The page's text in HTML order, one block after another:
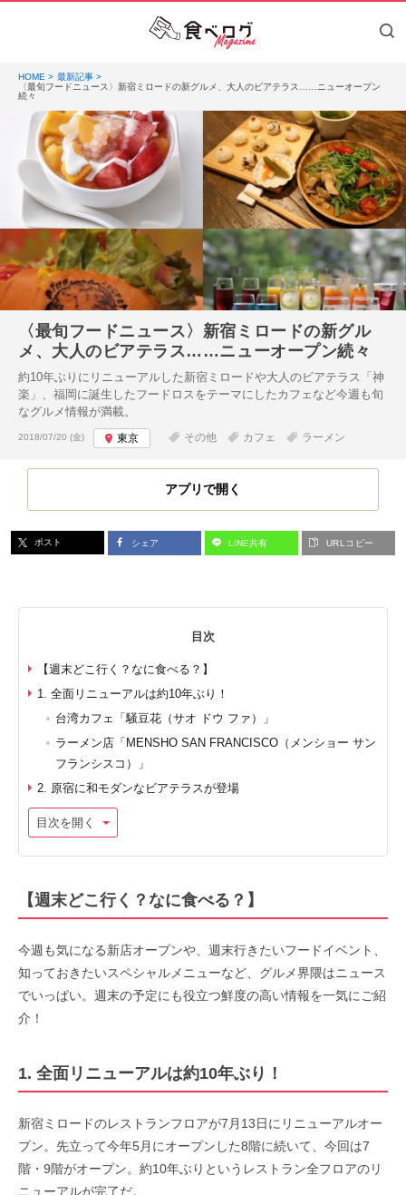
HOME
最新記事
〈最旬フードニュース〉新宿ミロードの新グルメ、大人のビアテラス……ニューオープン
続々
〈最旬フードニュース〉新宿ミロードの新グル
メ、大人のビアテラス……ニューオープン続々
約10年ぶりにリニューアルした新宿ミロードや大人のビアテラス「神
楽」、福岡に誕生したフードロスをテーマにしたカフェなど今週も旬
なグルメ情報が満載。
投稿日:
2018/07/20 (金) 東京 その他 カフェ ラーメン
アプリで開く
ポスト シェア LINE共有 URLコピー
目次
【週末どこ行く？なに食べる？】
1. 全面リニューアルは約10年ぶり！
台湾カフェ「騒豆花（サオ ドウ ファ）」
ラーメン店「MENSHO SAN FRANCISCO（メンショー サン
フランシスコ）」
2. 原宿に和モダンなビアテラスが登場
目次を開く
【週末どこ行く？なに食べる？】
今週も気になる新店オープンや、週末行きたいフードイベント、
知っておきたいスペシャルメニューなど、グルメ界隈はニュース
でいっぱい。週末の予定にも役立つ鮮度の高い情報を一気にご紹
介！
1. 全面リニューアルは約10年ぶり！
新宿ミロードのレストランフロアが7月13日にリニューアルオー
プン。先立って今年5月にオープンした8階に続いて、今回は7
階・9階がオープン。約10年ぶりというレストラン全フロアのリ
ニューアルが完了だ。